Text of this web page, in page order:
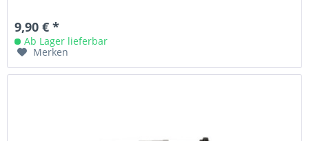
9,90 € *
Ab Lager lieferbar
Merken